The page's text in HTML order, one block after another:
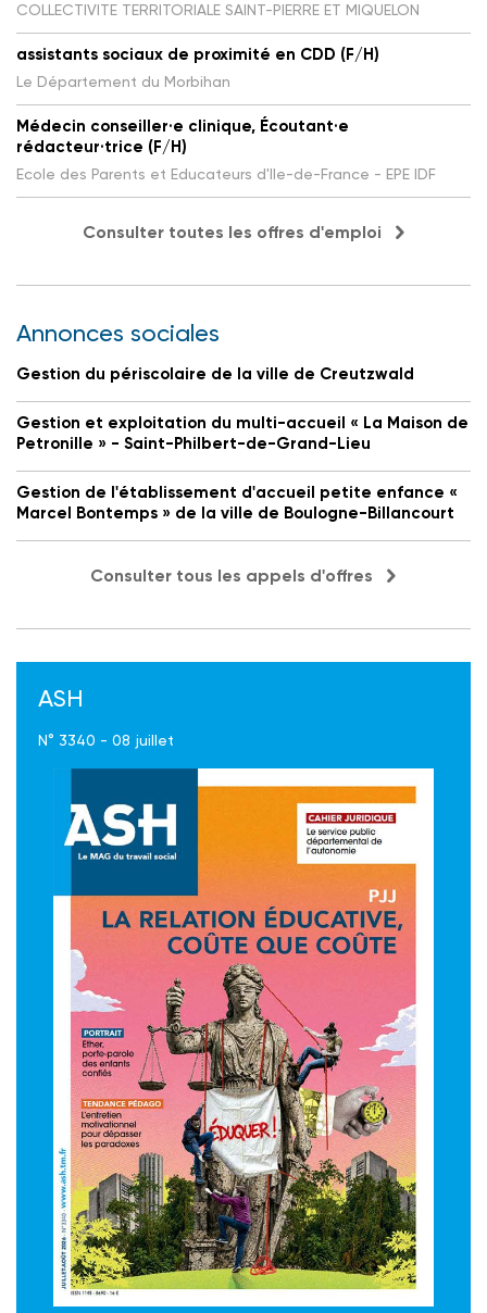
COLLECTIVITE TERRITORIALE SAINT-PIERRE ET MIQUELON
assistants sociaux de proximité en CDD (F/H)
Le Département du Morbihan
Médecin conseiller·e clinique, Écoutant·e
rédacteur·trice (F/H)
Ecole des Parents et Educateurs d'Ile-de-France - EPE IDF
Consulter toutes les offres d'emploi
Annonces sociales
Gestion du périscolaire de la ville de Creutzwald
Gestion et exploitation du multi-accueil « La Maison de
Petronille » - Saint-Philbert-de-Grand-Lieu
Gestion de l'établissement d'accueil petite enfance «
Marcel Bontemps » de la ville de Boulogne-Billancourt
Consulter tous les appels d'offres
ASH
N° 3340 - 08 juillet